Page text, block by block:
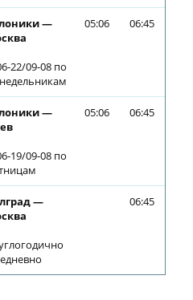
—
22/09-08 по
05:06 06:45
—
19/09-08 по
05:06 06:45
—
06:45